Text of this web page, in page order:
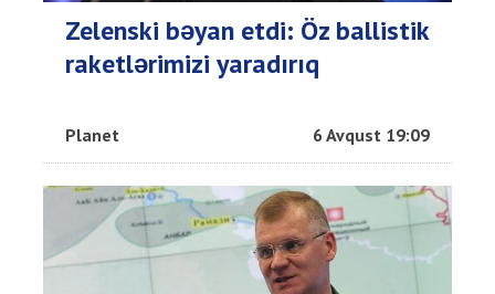
Zelenski bəyan etdi: Öz ballistik
raketlərimizi yaradırıq
Planet 6 Avqust 19:09